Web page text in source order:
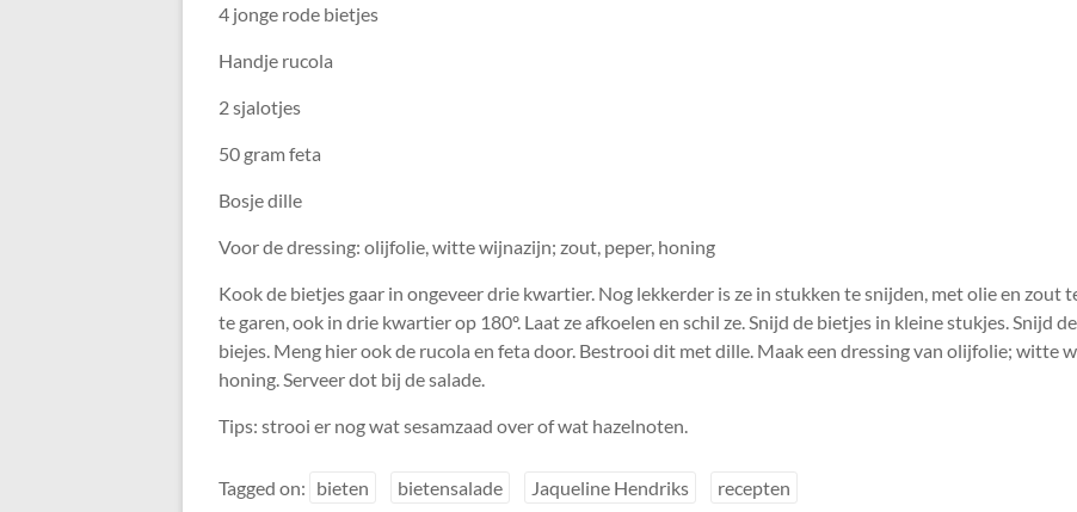
4 jonge rode bietjes
Handje rucola
2 sjalotjes
50 gram feta
Bosje dille
Voor de dressing: olijfolie, witte wijnazijn; zout, peper, honing
Kook de bietjes gaar in ongeveer drie kwartier. Nog lekkerder is ze in stukken te snijden, met olie en zout
te garen, ook in drie kwartier op 180º. Laat ze afkoelen en schil ze. Snijd de bietjes in kleine stukjes. Snijd
biejes. Meng hier ook de rucola en feta door. Bestrooi dit met dille. Maak een dressing van olijfolie; witte
honing. Serveer dot bij de salade.
Tips: strooi er nog wat sesamzaad over of wat hazelnoten.
Tagged on: bieten bietensalade Jaqueline Hendriks recepten